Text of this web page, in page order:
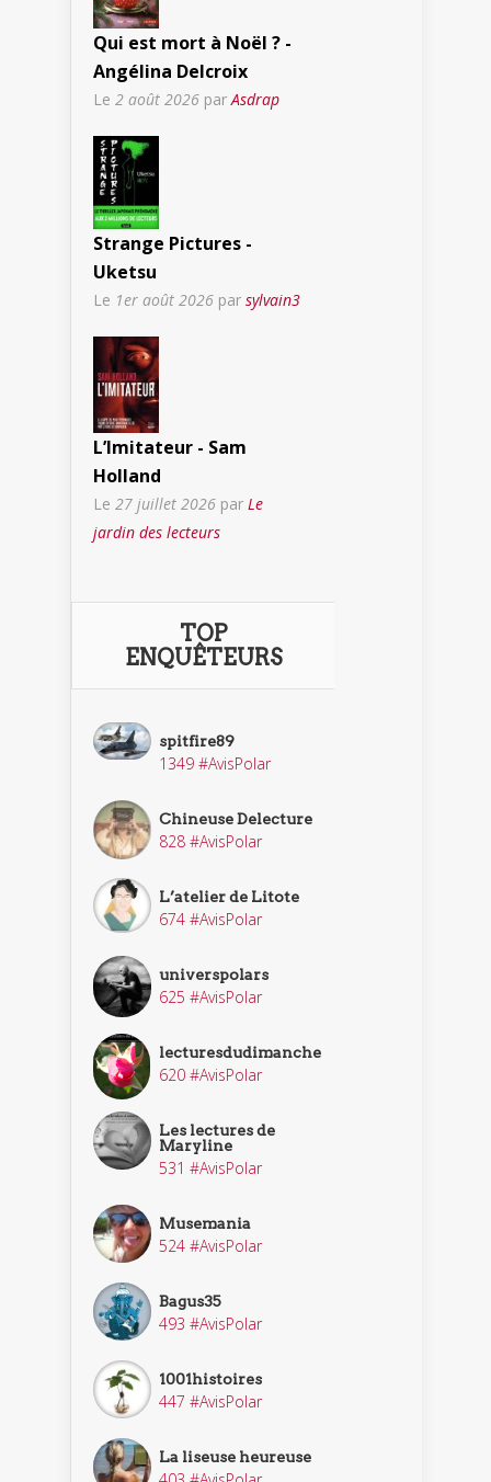
Qui est mort à Noël ? -
Angélina Delcroix
Le 2 août 2026 parAsdrap
Strange Pictures -
Uketsu
Le 1er août 2026 par sylvain3
L’Imitateur - Sam
Holland
Le 27 juillet 2026 par Le
jardin des lecteurs
TOP
ENQUÊTEURS
spitfire89
1349 #AvisPolar
Chineuse Delecture
828 #AvisPolar
L’atelier de Litote
674 #AvisPolar
universpolars
625 #AvisPolar
lecturesdudimanche
620 #AvisPolar
Les lectures de
Maryline
531 #AvisPolar
Musemania
524 #AvisPolar
Bagus35
493 #AvisPolar
1001histoires
447 #AvisPolar
La liseuse heureuse